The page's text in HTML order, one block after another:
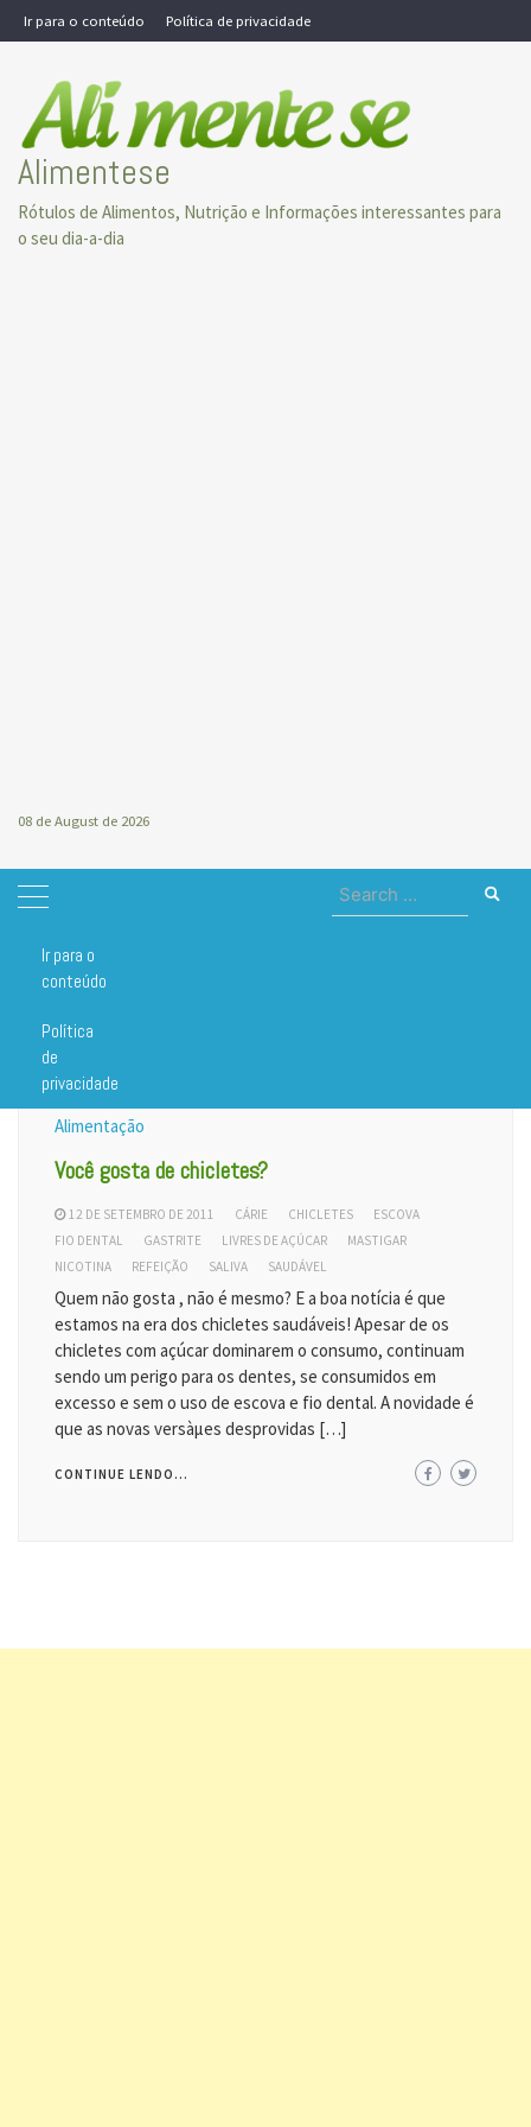
Skip
to
Ir para o conteúdo Política de privacidade
Alimentese
Rótulos de Alimentos, Nutrição e Informações interessantes para
o seu dia-a-dia
08 de August de 2026
Ir para o
conteúdo
Política
de
privacidade
Search
for:
Home chicletes
chicletes
Alimentação
Você gosta de chicletes?
12 DE SETEMBRO DE 2011 CÁRIE CHICLETES
ESCOVA
FIO DENTAL
GASTRITE LIVRES DE AÇÚCAR
MASTIGAR
NICOTINA
REFEIÇÃO SALIVA SAUDÁVEL
Quem não gosta , não é mesmo? E a boa notícia é que
estamos na era dos chicletes saudáveis! Apesar de os
chicletes com açúcar dominarem o consumo, continuam
sendo um perigo para os dentes, se consumidos em
excesso e sem o uso de escova e fio dental. A novidade é
que as novas versàµes desprovidas […]
CONTINUE LENDO...